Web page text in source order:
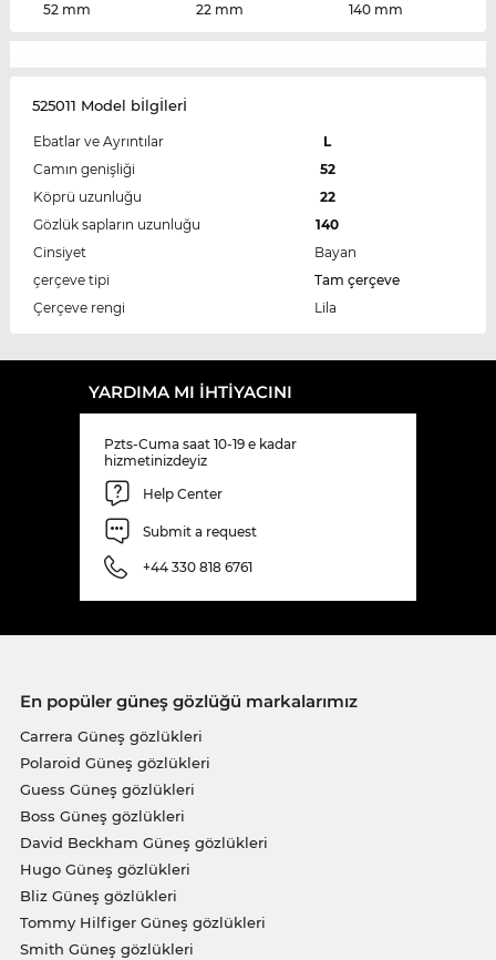
52 mm
22 mm
140 mm
525011 Model bİlgİlerİ
Ebatlar ve Ayrıntılar
L
Camın genişliği
52
Köprü uzunluğu
22
Gözlük sapların uzunluğu
140
Cinsiyet
Bayan
çerçeve tipi
Tam çerçeve
Çerçeve rengi
Lila
YARDIMA MI IHTIYACINI
Pzts-Cuma saat 10-19 e kadar
hizmetinizdeyiz
Help Center
Submit a request
+44 330 818 6761
En popüler güneş gözlüğü markalarımız
Carrera Güneş gözlükleri
Polaroid Güneş gözlükleri
Guess Güneş gözlükleri
Boss Güneş gözlükleri
David Beckham Güneş gözlükleri
Hugo Güneş gözlükleri
Bliz Güneş gözlükleri
Tommy Hilfiger Güneş gözlükleri
Smith Güneş gözlükleri